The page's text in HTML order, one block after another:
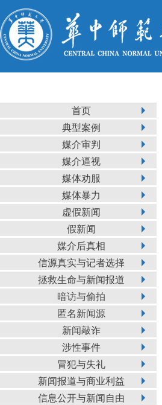
首页
典型案例
媒介审判
媒介逼视
媒体劝服
媒体暴力
虚假新闻
假新闻
媒介后真相
信源真实与记者选择
拯救生命与新闻报道
暗访与偷拍
匿名新闻源
新闻敲诈
涉性事件
冒犯与失礼
新闻报道与商业利益
信息公开与新闻自由